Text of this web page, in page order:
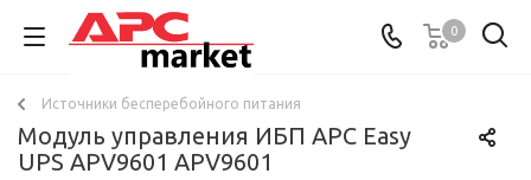
0
Источники бесперебойного питания
Модуль управления ИБП APC Easy
UPS APV9601 APV9601